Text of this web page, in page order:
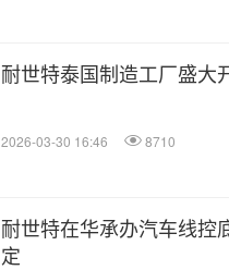
耐世特泰国制造工厂盛大
2026-03-30 16:46 8710
耐世特在华承办汽车线控
定